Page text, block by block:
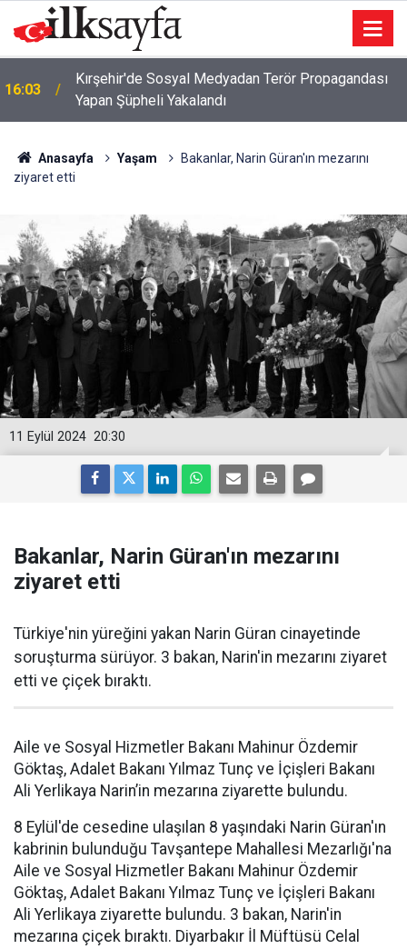
16:00 Dünya er meydanı Keçiören’de kuruluyor
Anasayfa Yaşam
Bakanlar, Narin Güran'ın mezarını
ziyaret etti
20:30
11 Eylül 2024
Bakanlar, Narin Güran'ın mezarını
ziyaret etti
Türkiye'nin yüreğini yakan Narin Güran cinayetinde
soruşturma sürüyor. 3 bakan, Narin'in mezarını ziyaret
etti ve çiçek bıraktı.
Aile ve Sosyal Hizmetler Bakanı Mahinur Özdemir
Göktaş, Adalet Bakanı Yılmaz Tunç ve İçişleri Bakanı
Ali Yerlikaya Narin’in mezarına ziyarette bulundu.
8 Eylül'de cesedine ulaşılan 8 yaşındaki Narin Güran'ın
kabrinin bulunduğu Tavşantepe Mahallesi Mezarlığı'na
Aile ve Sosyal Hizmetler Bakanı Mahinur Özdemir
Göktaş, Adalet Bakanı Yılmaz Tunç ve İçişleri Bakanı
Ali Yerlikaya ziyarette bulundu. 3 bakan, Narin'in
mezarına çiçek bıraktı. Diyarbakır İl Müftüsü Celal